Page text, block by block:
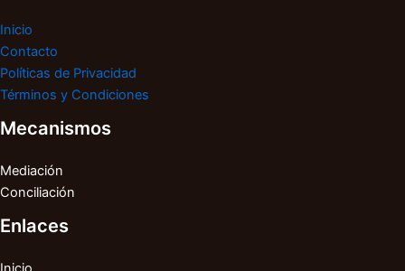
Inicio
Contacto
Políticas de Privacidad
Términos y Condiciones
Mecanismos
Mediación
Conciliación
Enlaces